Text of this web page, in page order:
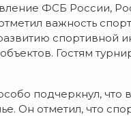
ФСБ России,
важность
спортивной
Гостям
подчеркнул,
Он отметил, что